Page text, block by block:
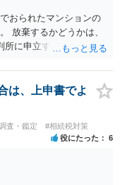
おられたマンションの
放棄するかどうかは、
所に申立すれば3カ月の
やサラ金が数年も放置
見される可能性はほぼ
していた案件で、期間
金など相当な財産が見
。
は、上申書でよ
査・鑑定 #相続税対策
役にたった 6